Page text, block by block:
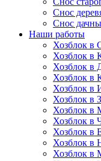
Снос
Снос
Наши работы
Хозблок в
Хозблок в
Хозблок в
Хозблок в
Хозблок в
Хозблок в
Хозблок в
Хозблок в
Хозблок в
Хозблок в
Хозблок в